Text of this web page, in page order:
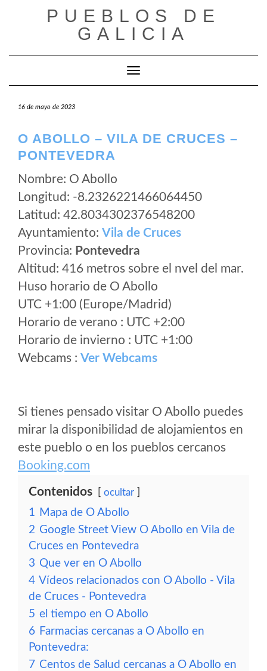
PUEBLOS DE
GALICIA
Cambiar modo de navegación
16 de mayo de 2023
O ABOLLO – VILA DE CRUCES –
PONTEVEDRA
Nombre: O Abollo
Longitud: -8.2326221466064450
Latitud: 42.8034302376548200
Ayuntamiento: Vila de Cruces
Provincia: Pontevedra
Altitud: 416 metros sobre el nvel del mar.
Huso horario de O Abollo
UTC +1:00 (Europe/Madrid)
Horario de verano : UTC +2:00
Horario de invierno : UTC +1:00
Webcams : Ver Webcams
Si tienes pensado visitar O Abollo puedes
mirar la disponibilidad de alojamientos en
este pueblo o en los pueblos cercanos
Booking.com
Contenidos ocultar
1 Mapa de O Abollo
2 Google Street View O Abollo en Vila de
Cruces en Pontevedra
3 Que ver en O Abollo
4 Vídeos relacionados con O Abollo - Vila
de Cruces - Pontevedra
5 el tiempo en O Abollo
6 Farmacias cercanas a O Abollo en
Pontevedra:
7 Centos de Salud cercanas a O Abollo en